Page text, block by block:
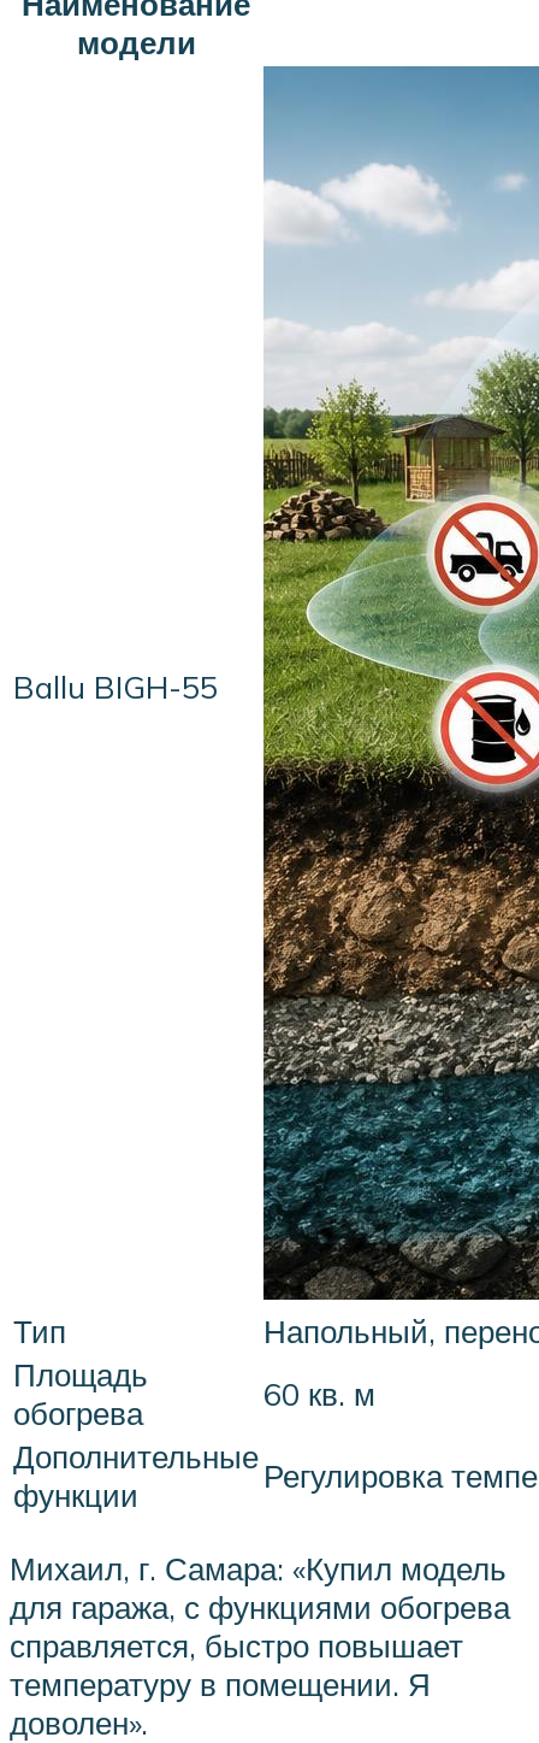
модели
Ballu BIGH-55
Тип
Напольный,
Площадь
обогрева
60 кв. м
Дополнительные
функции
Регулировка
Михаил, г. Самара: «Купил модель
для гаража, с функциями обогрева
справляется, быстро повышает
температуру в помещении. Я
доволен».